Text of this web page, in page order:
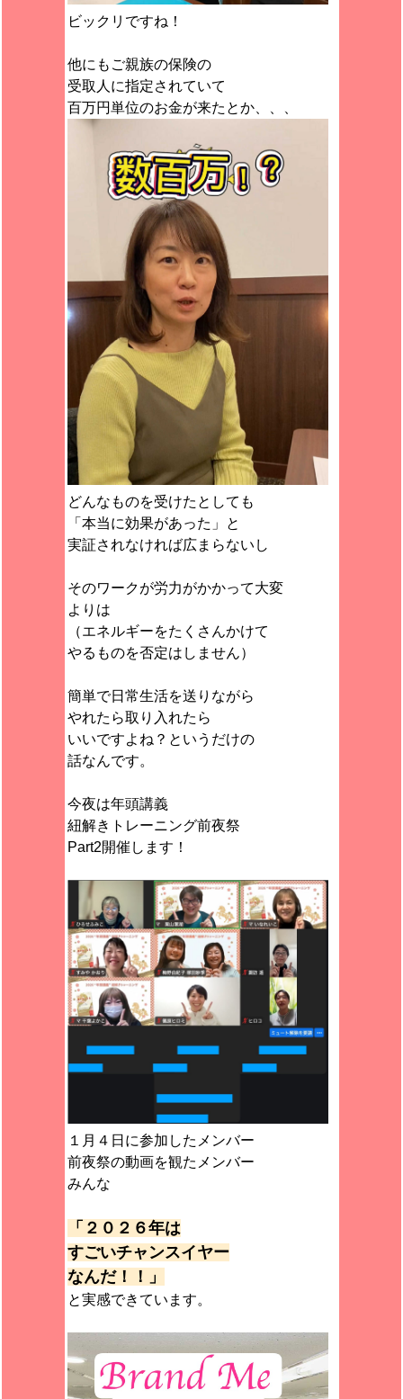
ビックリですね！
他にもご親族の保険の
受取人に指定されていて
百万円単位のお金が来たとか、、、
どんなものを受けたとしても
「本当に効果があった」と
実証されなければ広まらないし
そのワークが労力がかかって大変
よりは
（エネルギーをたくさんかけて
やるものを否定はしません）
簡単で日常生活を送りながら
やれたら取り入れたら
いいですよね？というだけの
話なんです。
今夜は年頭講義
紐解きトレーニング前夜祭
Part2開催します！
１月４日に参加したメンバー
前夜祭の動画を観たメンバー
みんな
「２０２６年は
すごいチャンスイヤー
なんだ！！」
と実感できています。